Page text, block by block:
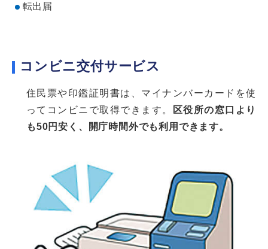
転出届
コンビニ交付サービス
住民票や印鑑証明書は、マイナンバーカードを使
ってコンビニで取得できます。
区役所の窓口より
も50円安く、開庁時間外でも利用できます。